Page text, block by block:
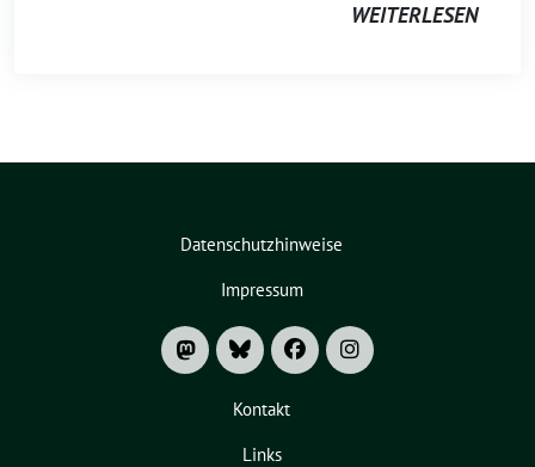
WEITERLESEN
Datenschutzhinweise
Impressum
Kontakt
Links